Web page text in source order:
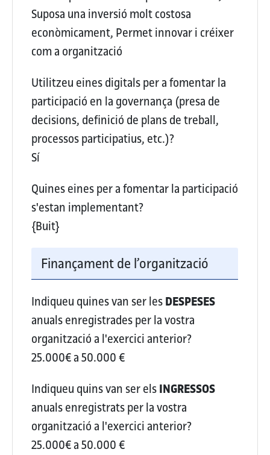
Suposa una inversió molt costosa
econòmicament, Permet innovar i créixer
com a organització
Utilitzeu eines digitals per a fomentar la
participació en la governança (presa de
decisions, definició de plans de treball,
processos participatius, etc.)?
Sí
Quines eines per a fomentar la participació
s'estan implementant?
{Buit}
Finançament de l’organització
Indiqueu quines van ser lesDESPESES
anuals enregistrades per la vostra
organització a l'exercici anterior?
25.000€ a 50.000 €
Indiqueu quins van ser elsINGRESSOS
anuals enregistrats per la vostra
organització a l'exercici anterior?
25.000€ a 50.000 €